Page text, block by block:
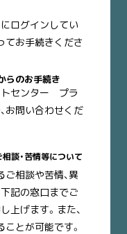
ログインしてい
てお手続きくださ
らのお手続き
トセンター プラ
お問い合わせくだ
談・苦情等について
相談や苦情、異
記の窓口までご
上げます。また、
とが可能です。